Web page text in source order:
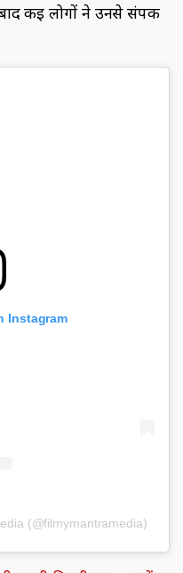
कई लोगों ने उनसे संपर्क
Instagram
(@filmymantramedia)